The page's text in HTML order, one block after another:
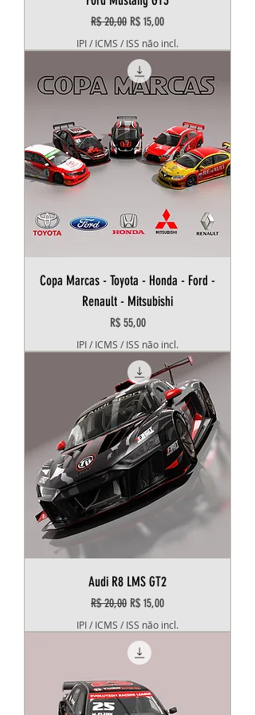
Preço normal
R$ 20,00 Preço promocional
R$ 15,00
IPI / ICMS / ISS não incl.
Copa Marcas - Toyota - Honda - Ford -
Renault - Mitsubishi
Preço
R$ 55,00
IPI / ICMS / ISS não incl.
Audi R8 LMS GT2
Preço normal
R$ 20,00 Preço promocional
R$ 15,00
IPI / ICMS / ISS não incl.